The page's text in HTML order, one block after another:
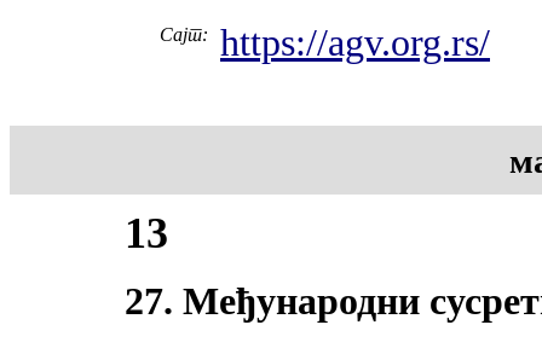
Сајт: https://agv.org.rs/
13
27. Међународни